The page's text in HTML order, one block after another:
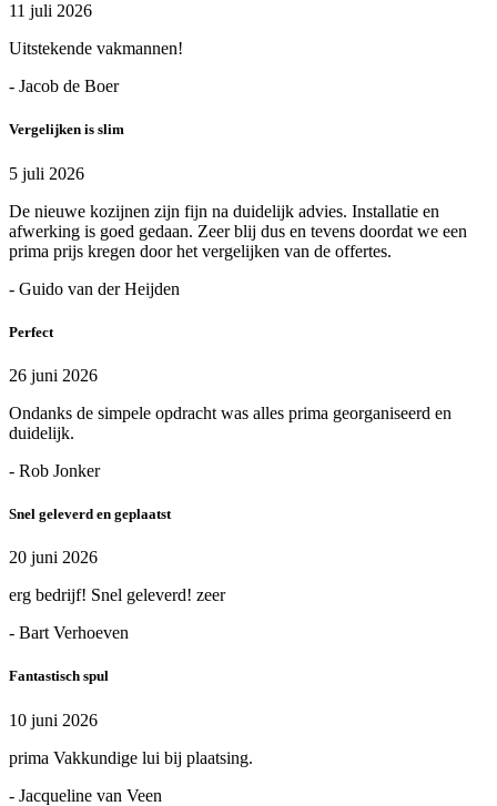
11 juli 2026
Uitstekende vakmannen!
- Jacob de Boer
Vergelijken is slim
5 juli 2026
De nieuwe kozijnen zijn fijn na duidelijk advies. Installatie en
afwerking is goed gedaan. Zeer blij dus en tevens doordat we een
prima prijs kregen door het vergelijken van de offertes.
- Guido van der Heijden
Perfect
26 juni 2026
Ondanks de simpele opdracht was alles prima georganiseerd en
duidelijk.
- Rob Jonker
Snel geleverd en geplaatst
20 juni 2026
erg bedrijf! Snel geleverd! zeer
- Bart Verhoeven
Fantastisch spul
10 juni 2026
prima Vakkundige lui bij plaatsing.
- Jacqueline van Veen